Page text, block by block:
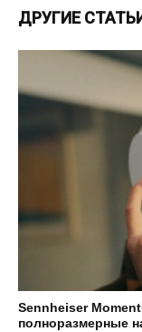
ДРУГИЕ
Sennheiser
полноразмерные